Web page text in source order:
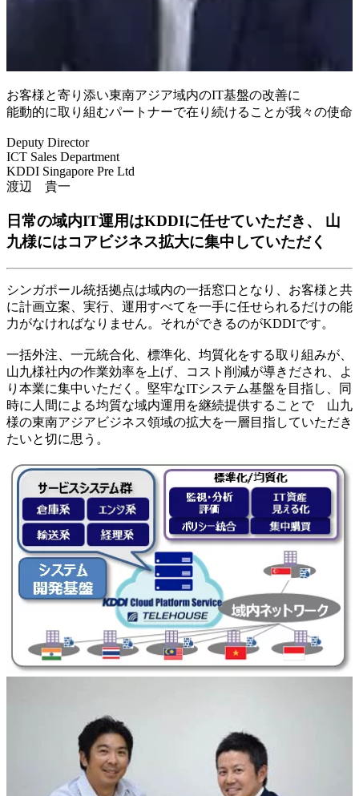
お客様と寄り添い東南アジア域内のIT基盤の改善に
能動的に取り組むパートナーで在り続けることが我々の使命
Deputy Director
ICT Sales Department
KDDI Singapore Pre Ltd
渡辺 貴一
日常の域内IT運用はKDDIに任せていただき、 山
九様にはコアビジネス拡大に集中していただく
シンガポール統括拠点は域内の一括窓口となり、お客様と共
に計画立案、実行、運用すべてを一手に任せられるだけの能
力がなければなりません。それができるのがKDDIです。
一括外注、一元統合化、標準化、均質化をする取り組みが、
山九様社内の作業効率を上げ、コスト削減が導きだされ、よ
り本業に集中いただく。堅牢なITシステム基盤を目指し、同
時に人間による均質な域内運用を継続提供することで 山九
様の東南アジアビジネス領域の拡大を一層目指していただき
たいと切に思う。